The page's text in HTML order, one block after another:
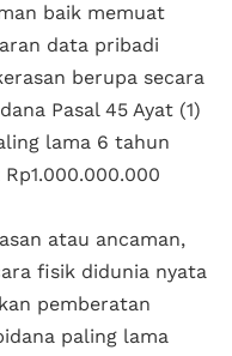
baik memuat
data pribadi
berupa secara
Pasal 45 Ayat (1)
lama 6 tahun
atau ancaman,
fisik didunia nyata
pemberatan
paling lama